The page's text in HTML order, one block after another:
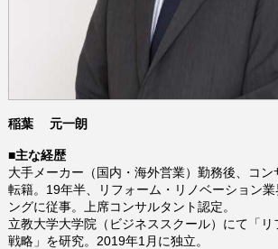
稲葉 元一朗
■主な経歴
大手メーカー（国内・海外営業）勤務後、
コン
転籍。19年半、リフォーム・リノベーション
ングに従事。上席コンサルタント認定。
立教大学大学院（ビジネススクール）にて「
戦略」を研究。 2019年1 月に独立。